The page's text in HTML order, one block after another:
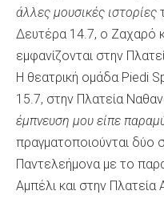
άλλες μουσικές ιστορίες
Δευτέρα 14.7, ο Ζαχαρό
εμφανίζονται στην
Η θεατρική ομάδα Piedi
15.7, στην Πλατεία
έμπνευση μου είπε
πραγματοποιούνται δύο
Παντελεήμονα με το
Αμπέλι και στην